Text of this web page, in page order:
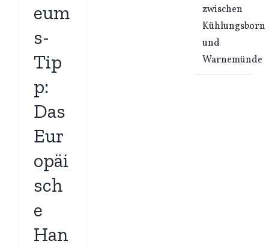
eum
s-
Tip
p:
Das
Eur
opäi
sch
e
Han
zwischen
Kühlungsborn
und
Warnemünde